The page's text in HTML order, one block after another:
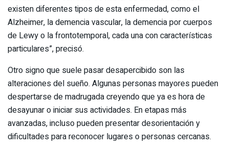
existen diferentes tipos de esta enfermedad, como el
Alzheimer, la demencia vascular, la demencia por cuerpos
de Lewy o la frontotemporal, cada una con características
particulares”, precisó.
Otro signo que suele pasar desapercibido son las
alteraciones del sueño. Algunas personas mayores pueden
despertarse de madrugada creyendo que ya es hora de
desayunar o iniciar sus actividades. En etapas más
avanzadas, incluso pueden presentar desorientación y
dificultades para reconocer lugares o personas cercanas.